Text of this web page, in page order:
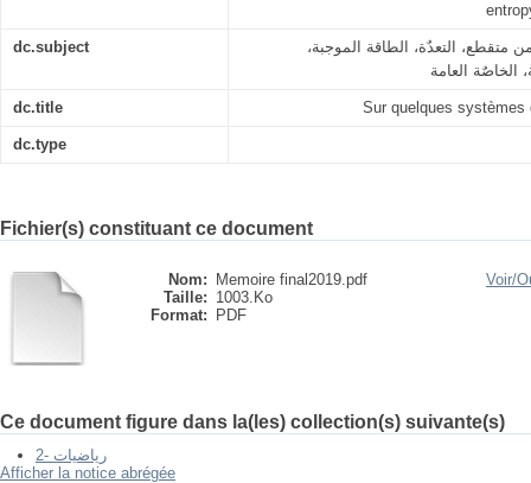
dc.subject التعدٌة، الطاقة الموجبة،
dc.title Sur quelques
dc.type
Fichier(s) constituant ce document
Nom:
Memoire final2019.pdf
Taille: 1003.Ko
Format:
PDF
Voir/
Ce document figure dans la(les) collection(s) suivante(s)
2- رياضيات
Afficher la notice abrégée